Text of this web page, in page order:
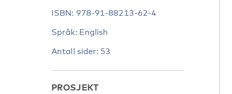
ISBN: 978-91-88213-62-4
Språk: English
Antall sider: 53
PROSJEKT